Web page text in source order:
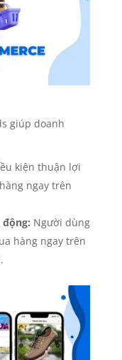
giúp doanh
kiện thuận lợi
ngay trên
Người dùng
hàng ngay trên